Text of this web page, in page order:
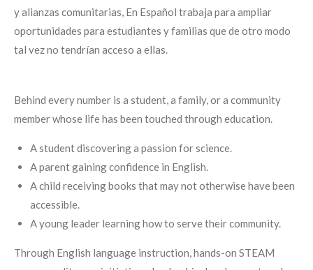
y alianzas comunitarias, En Español trabaja para ampliar
oportunidades para estudiantes y familias que de otro modo
tal vez no tendrían acceso a ellas.
Behind every number is a student, a family, or a community
member whose life has been touched through education.
A student discovering a passion for science.
A parent gaining confidence in English.
A child receiving books that may not otherwise have been
accessible.
A young leader learning how to serve their community.
Through English language instruction, hands-on STEAM